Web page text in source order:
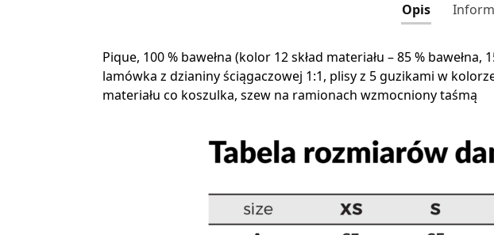
Opis
Pique, 100 % bawełna (kolor 12 skład materiału – 85 %
lamówka z dzianiny ściągaczowej 1:1, plisy z 5 guzikami w
materiału co koszulka, szew na ramionach wzmocniony taśmą